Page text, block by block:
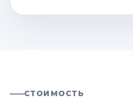
СТОИМОСТЬ